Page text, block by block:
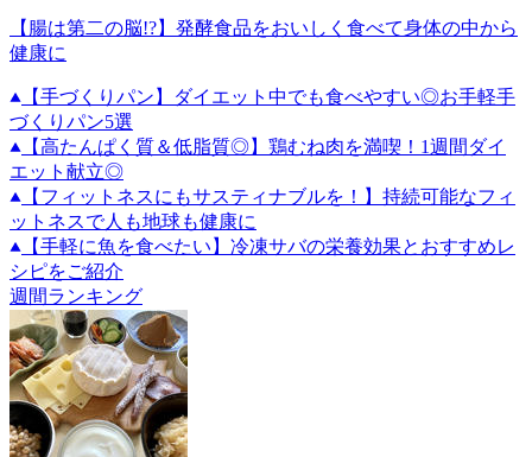
【腸は第二の脳!?】発酵食品をおいしく食べて身体の中から
健康に
【手づくりパン】ダイエット中でも食べやすい◎お手軽手
づくりパン5選
【高たんぱく質＆低脂質◎】鶏むね肉を満喫！1週間ダイ
エット献立◎
【フィットネスにもサスティナブルを！】持続可能なフィ
ットネスで人も地球も健康に
【手軽に魚を食べたい】冷凍サバの栄養効果とおすすめレ
シピをご紹介
週間ランキング